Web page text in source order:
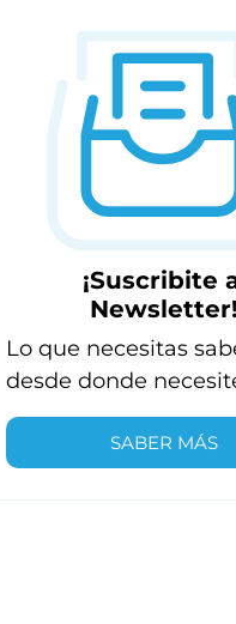
¡Suscribite
Newsletter!
Lo que necesitas
desde donde
SABER MÁS